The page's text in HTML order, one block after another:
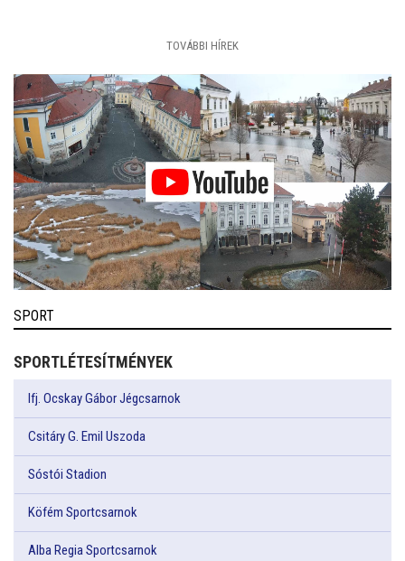
TOVÁBBI HÍREK
SPORT
SPORTLÉTESÍTMÉNYEK
Ifj. Ocskay Gábor Jégcsarnok
Csitáry G. Emil Uszoda
Sóstói Stadion
Köfém Sportcsarnok
Alba Regia Sportcsarnok